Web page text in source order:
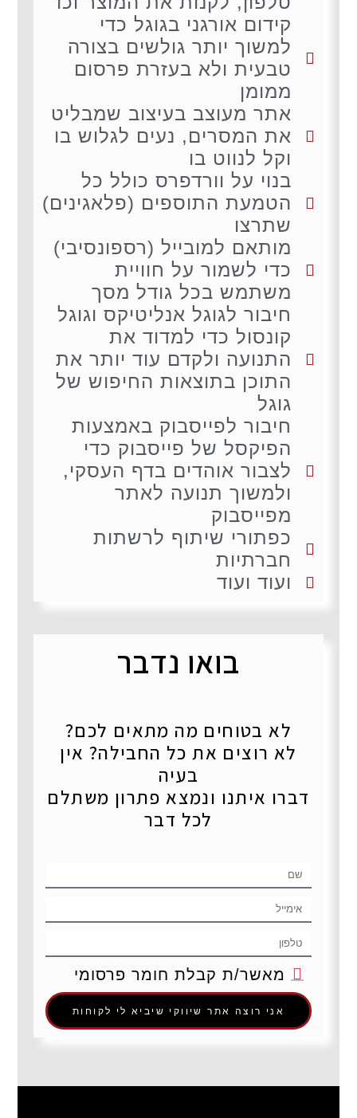
קידום אורגני בגוגל כדי
למשוך יותר גולשים בצורה
טבעית ולא בעזרת פרסום
ממומן
אתר מעוצב בעיצוב שמבליט
את המסרים, נעים לגלוש בו
וקל לנווט בו
בנוי על וורדפרס כולל כל
הטמעת התוספים (פלאגינים)
שתרצו
מותאם למובייל (רספונסיבי)
כדי לשמור על חוויית
משתמש בכל גודל מסך
חיבור לגוגל אנליטיקס וגוגל
קונסול כדי למדוד את
התנועה ולקדם עוד יותר את
התוכן בתוצאות החיפוש של
גוגל
חיבור לפייסבוק באמצעות
הפיקסל של פייסבוק כדי
לצבור אוהדים בדף העסקי,
ולמשוך תנועה לאתר
מפייסבוק
כפתורי שיתוף לרשתות
חברתיות
ועוד ועוד
בואו נדבר
לא בטוחים מה מתאים לכם?
לא רוצים את כל החבילה? אין
בעיה
דברו איתנו ונמצא פתרון משתלם
לכל דבר
מאשר/ת קבלת חומר פרסומי
אני רוצה אתר שיווקי שיביא לי לקוחות